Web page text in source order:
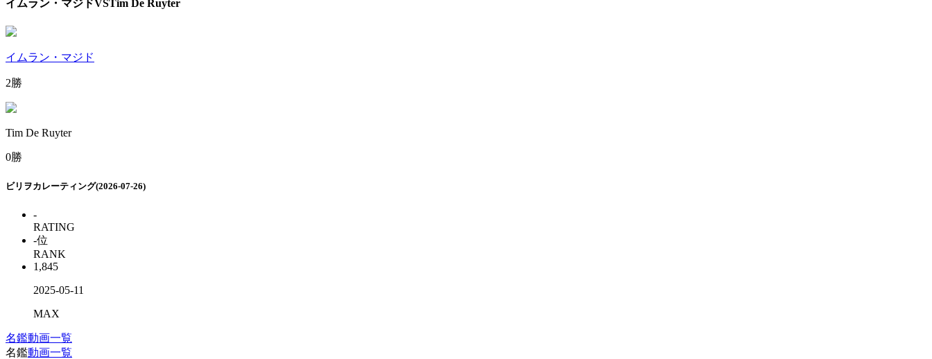
イムラン・マジドVSTim De Ruyter
イムラン・マジド
2勝
Tim De Ruyter
0勝
ビリヲカレーティング(2026-07-26)
-
RATING
-位
RANK
1,845
2025-05-11
MAX
名鑑動画一覧
名鑑動画一覧